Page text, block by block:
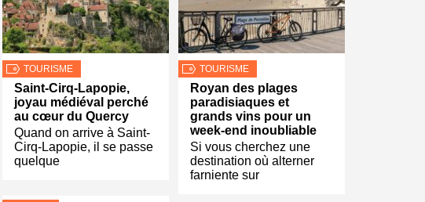
TOURISME
Saint-Cirq-Lapopie,
joyau médiéval perché
au cœur du Quercy
Quand on arrive à Saint-
Cirq-Lapopie, il se passe
quelque
TOURISME
Royan des plages
paradisiaques et
grands vins pour un
week-end inoubliable
Si vous cherchez une
destination où alterner
farniente sur